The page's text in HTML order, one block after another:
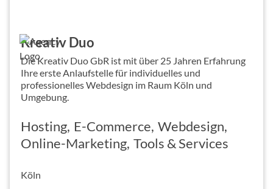
Kreativ Duo
Die Kreativ Duo GbR ist mit über 25 Jahren Erfahrung
Ihre erste Anlaufstelle für individuelles und
professionelles Webdesign im Raum Köln und
Umgebung.
Hosting E-Commerce Webdesign
Online-Marketing Tools & Services
Köln